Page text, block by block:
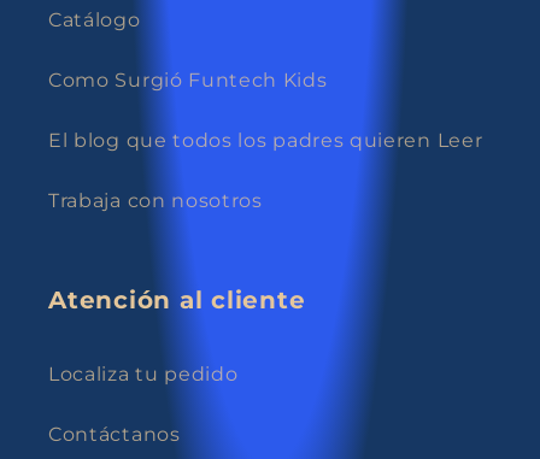
Catálogo
Como Surgió Funtech Kids
El blog que todos los padres quieren Leer
Trabaja con nosotros
Atención al cliente
Localiza tu pedido
Contáctanos